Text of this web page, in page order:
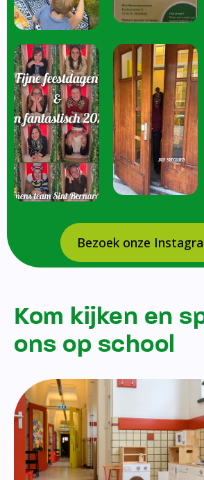
Bezoek onze
Kom kijken en
ons op school